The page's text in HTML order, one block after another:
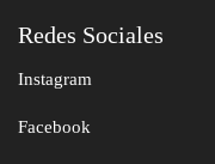
Redes Sociales
Instagram
Facebook